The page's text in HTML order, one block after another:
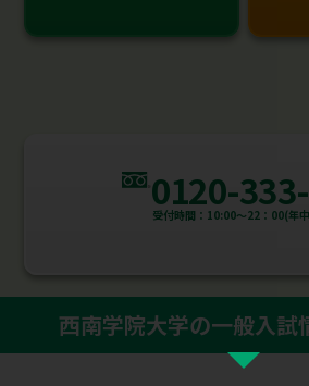
0120-
受付時間：10:00～22：00(年
西南学院大学の一般入試